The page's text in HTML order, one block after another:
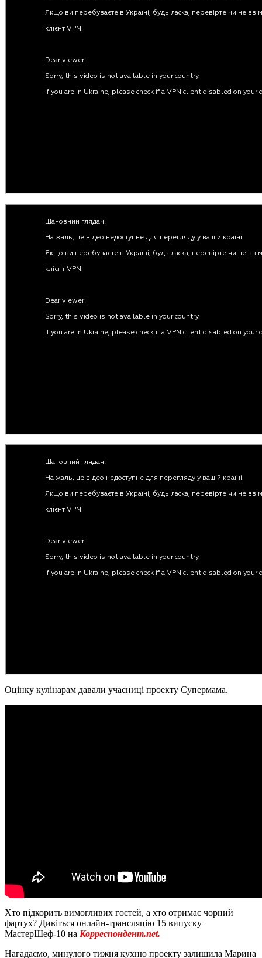
Оцінку кулінарам давали учасниці проекту Супермама.
Хто підкорить вимогливих гостей, а хто отримає чорний
фартух? Дивіться онлайн-трансляцію 15 випуску
МастерШеф-10 на Корреспондент.net.
Нагадаємо, минулого тижня кухню проекту залишила Марина